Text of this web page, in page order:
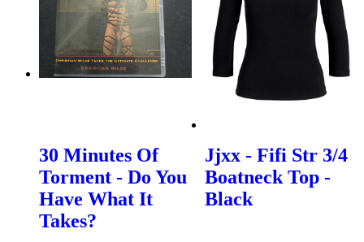
30 Minutes Of
Torment - Do You
Have What It
Takes?
Jjxx - Fifi Str 3/4
Boatneck Top -
Black